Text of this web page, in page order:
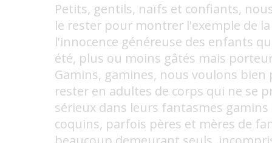
Petits, gentils, naïfs et confiants,
le rester pour montrer l'exemple de
l'innocence généreuse des enfants
été, plus ou moins gâtés mais
Gamins, gamines, nous voulons
rester en adultes de corps qui ne se
sérieux dans leurs fantasmes
coquins, parfois pères et mères de